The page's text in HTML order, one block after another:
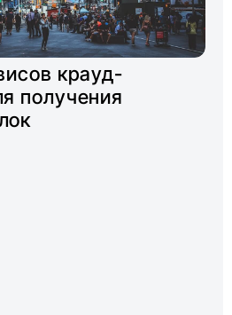
крауд-
получения